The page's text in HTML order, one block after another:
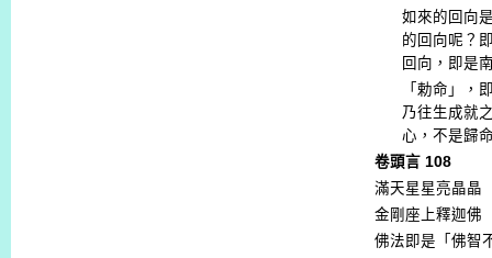
如來的回向
的回向呢？
回向，即是
「勅命」，
乃往生成就
心，不是歸
卷頭言 108
滿天星星亮晶晶
金剛座上釋迦佛
佛法即是「佛智